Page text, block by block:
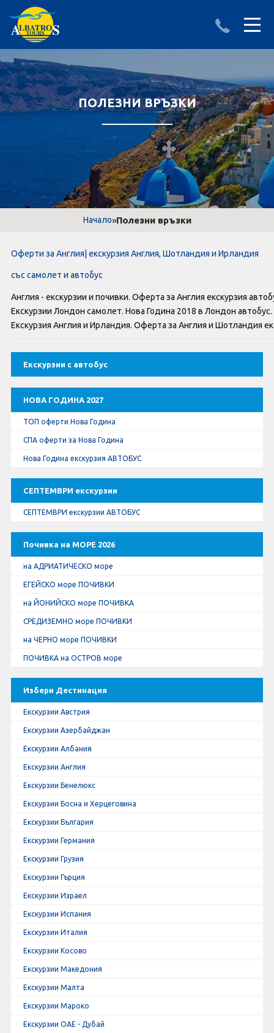
ДЕСТИНАЦИИ
АЛБАНИЯ
ТУРЦИЯ
LAST MINUTE оферти
Оферти За Нова Година
Септемврийски Празници
Автобусни Екскурзии
Албатрос Турс
Документи
Общи условия
Стандартен Формуляр
ИЗПРАТИ ЗАПИТВАНЕ
ПОЛЕЗНИ ВРЪЗКИ
Начало»Полезни връзки
Екскурзии с автобус
НОВА ГОДИНА 2027
ТОП оферти Нова Година
СПА оферти за Нова Година
Нова Година екскурзия АВТОБУС
СЕПТЕМВРИ екскурзии
СЕПТЕМВРИ екскурзии АВТОБУС
Почивка на МОРЕ 2026
на АДРИАТИЧЕСКО море
ЕГЕЙСКО море ПОЧИВКИ
на ЙОНИЙСКО море ПОЧИВКА
СРЕДИЗЕМНО море ПОЧИВКИ
на ЧЕРНО море ПОЧИВКИ
ПОЧИВКА на ОСТРОВ море
Избери Дестинация
Екскурзии Австрия
Екскурзии Азербайджан
Екскурзии Албания
Екскурзии Англия
Екскурзии Бенелюкс
Екскурзии Босна и Херцеговина
Екскурзии България
Екскурзии Германия
Екскурзии Грузия
Екскурзии Гърция
Екскурзии Израел
Екскурзии Испания
Екскурзии Италия
Екскурзии Косово
Екскурзии Македония
Екскурзии Малта
Екскурзии Мароко
Екскурзии ОАЕ - Дубай
Оферти за Англия| екскурзия Англия, Шотландия и Ирландия
със самолет и автобус
Англия - екскурзии и почивки. Оферта за Англия екскурзия
Екскурзии Лондон самолет. Нова Година 2018 в Лондон
Екскурзия Англия и Ирландия. Оферта за Англия и Шотландия